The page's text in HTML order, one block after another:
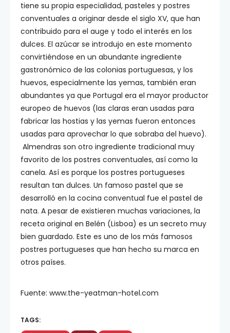
tiene su propia especialidad, pasteles y postres
conventuales a originar desde el siglo XV, que han
contribuido para el auge y todo el interés en los
dulces. El azúcar se introdujo en este momento
convirtiéndose en un abundante ingrediente
gastronómico de las colonias portuguesas, y los
huevos, especialmente las yemas, también eran
abundantes ya que Portugal era el mayor productor
europeo de huevos (las claras eran usadas para
fabricar las hostias y las yemas fueron entonces
usadas para aprovechar lo que sobraba del huevo).
Almendras son otro ingrediente tradicional muy
favorito de los postres conventuales, así como la
canela. Así es porque los postres portugueses
resultan tan dulces. Un famoso pastel que se
desarrolló en la cocina conventual fue el pastel de
nata. A pesar de existieren muchas variaciones, la
receta original en Belén (Lisboa) es un secreto muy
bien guardado. Este es uno de los más famosos
postres portugueses que han hecho su marca en
otros países.
Fuente: www.the-yeatman-hotel.com
TAGS: